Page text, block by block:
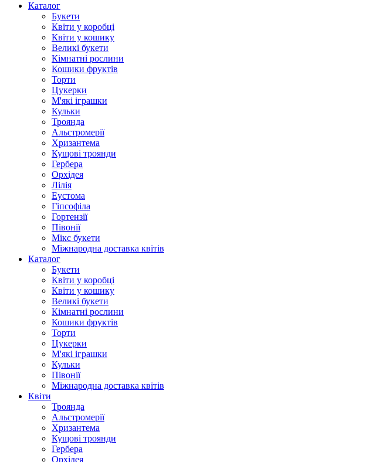
Каталог
Букети
Квіти у коробці
Квіти у кошику
Великі букети
Кімнатні рослини
Кошики фруктів
Торти
Цукерки
М'які іграшки
Кульки
Троянда
Альстромерії
Хризантема
Кущові троянди
Гербера
Орхідея
Лілія
Еустома
Гіпсофіла
Гортензії
Півонії
Мікс букети
Міжнародна доставка квітів
Каталог
Букети
Квіти у коробці
Квіти у кошику
Великі букети
Кімнатні рослини
Кошики фруктів
Торти
Цукерки
М'які іграшки
Кульки
Півонії
Міжнародна доставка квітів
Квіти
Троянда
Альстромерії
Хризантема
Кущові троянди
Гербера
Орхідея